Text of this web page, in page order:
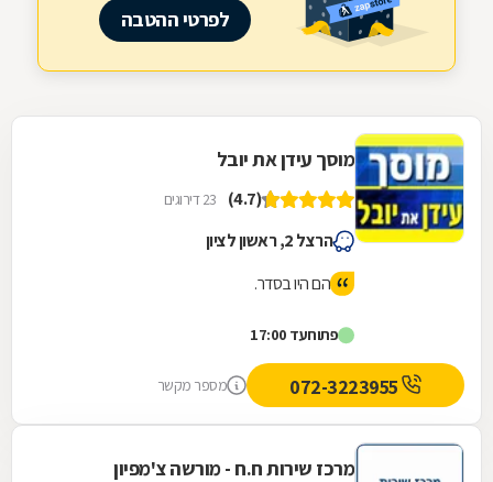
לפרטי ההטבה
מוסך עידן את יובל
(4.7) 23 דירוגים
הרצל 2, ראשון לציון
הם היו בסדר.
פתוחעד 17:00
מספר מקשר
מרכז שירות ח.ח - מורשה צ'מפיון